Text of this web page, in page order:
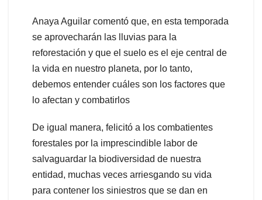
Anaya Aguilar comentó que, en esta temporada
se aprovecharán las lluvias para la
reforestación y que el suelo es el eje central de
la vida en nuestro planeta, por lo tanto,
debemos entender cuáles son los factores que
lo afectan y combatirlos
De igual manera, felicitó a los combatientes
forestales por la imprescindible labor de
salvaguardar la biodiversidad de nuestra
entidad, muchas veces arriesgando su vida
para contener los siniestros que se dan en